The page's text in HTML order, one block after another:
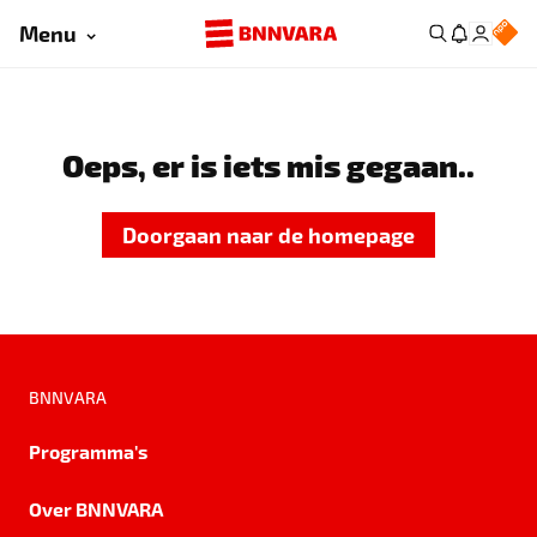
Menu
Oeps, er is iets mis gegaan..
Doorgaan naar de homepage
BNNVARA
Programma's
Over BNNVARA